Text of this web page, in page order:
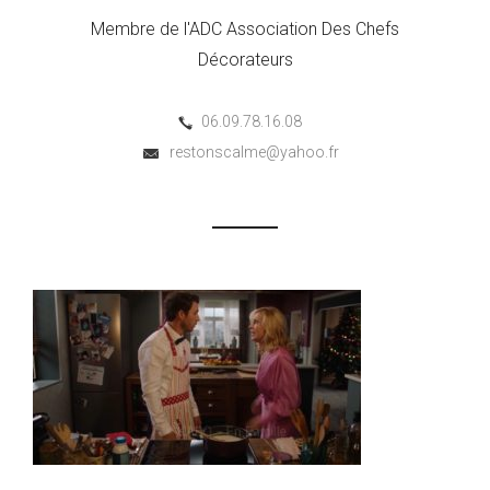
Membre de l'ADC Association Des Chefs
Décorateurs
06.09.78.16.08
restonscalme@yahoo.fr